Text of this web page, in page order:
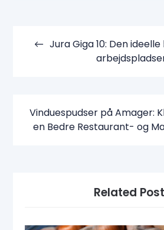
Jura Giga 10: Den
Vinduespudser på Amager:
en Bedre Restaurant- og
Related